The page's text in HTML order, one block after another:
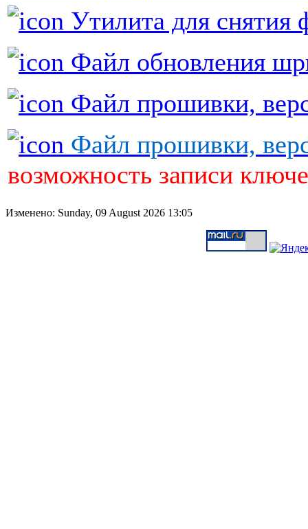
Утилита для снятия
Файл обновления
Файл прошивки,
Файл прошивки,
возможность записи
Изменено: Sunday, 09 August 2026 13:05